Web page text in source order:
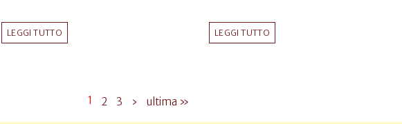
LEGGI TUTTO LEGGI TUTTO
1 2 3 › ultima »